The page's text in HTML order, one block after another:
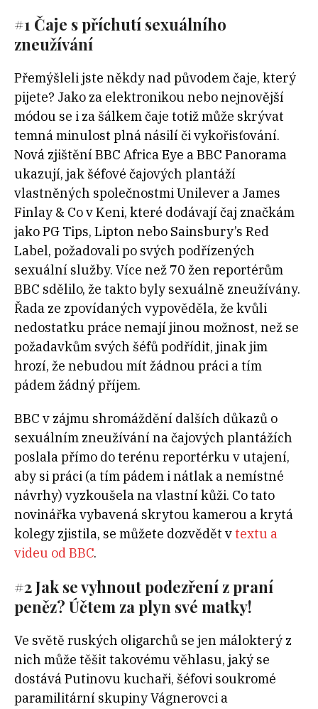
#1 Čaje s příchutí sexuálního
zneužívání
Přemýšleli jste někdy nad původem čaje, který
pijete? Jako za elektronikou nebo nejnovější
módou se i za šálkem čaje totiž může skrývat
temná minulost plná násilí či vykořisťování.
Nová zjištění BBC Africa Eye a BBC Panorama
ukazují, jak šéfové čajových plantáží
vlastněných společnostmi Unilever a James
Finlay & Co v Keni, které dodávají čaj značkám
jako PG Tips, Lipton nebo Sainsbury’s Red
Label, požadovali po svých podřízených
sexuální služby. Více než 70 žen reportérům
BBC sdělilo, že takto byly sexuálně zneužívány.
Řada ze zpovídaných vypověděla, že kvůli
nedostatku práce nemají jinou možnost, než se
požadavkům svých šéfů podřídit, jinak jim
hrozí, že nebudou mít žádnou práci a tím
pádem žádný příjem.
BBC v zájmu shromáždění dalších důkazů o
sexuálním zneužívání na čajových plantážích
poslala přímo do terénu reportérku v utajení,
aby si práci (a tím pádem i nátlak a nemístné
návrhy) vyzkoušela na vlastní kůži. Co tato
novinářka vybavená skrytou kamerou a krytá
kolegy zjistila, se můžete dozvědět vtextu a
videu od BBC.
#2 Jak se vyhnout podezření z praní
peněz? Účtem za plyn své matky!
Ve světě ruských oligarchů se jen málokterý z
nich může těšit takovému věhlasu, jaký se
dostává Putinovu kuchaři, šéfovi soukromé
paramilitární skupiny Vágnerovci a